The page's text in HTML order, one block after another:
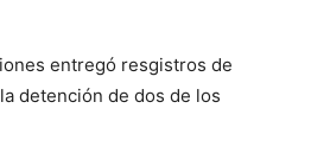
entregó resgistros de
detención de dos de los